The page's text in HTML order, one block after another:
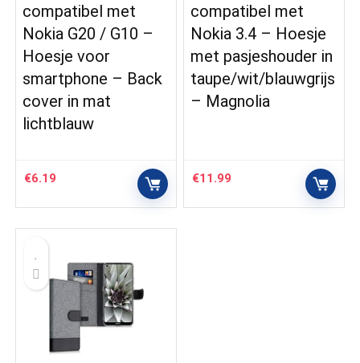
compatibel met
Nokia G20 / G10 –
Hoesje voor
smartphone – Back
cover in mat
lichtblauw
€6.19
compatibel met
Nokia 3.4 – Hoesje
met pasjeshouder in
taupe/wit/blauwgrijs
– Magnolia
€11.99